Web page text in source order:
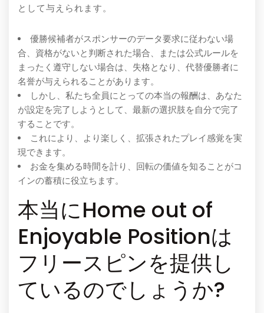
として与えられます。
優勝候補者がスポンサーのデータ要求に従わない場
合、資格がないと判断された場合、または公式ルールを
まったく遵守しない場合は、失格となり、代替優勝者に
名誉が与えられることがあります。
しかし、私たち全員にとっての本当の報酬は、あなた
が設定を完了しようとして、最新の選択肢を自分で完了
することです。
これにより、より楽しく、拡張されたプレイ感覚を実
現できます。
お金を集める時間を計り、回転の価値を知ることがコ
インの蓄積に役立ちます。
本当にHome out of
Enjoyable Positionは
フリースピンを提供し
ているのでしょうか?